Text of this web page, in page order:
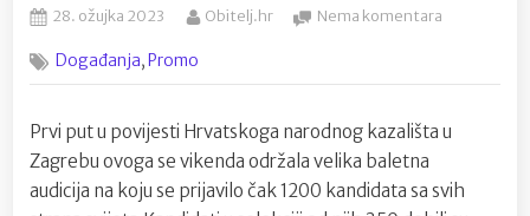
Posted
28. ožujka 2023 By
Obitelj.hr Nema komentara
Baleta
HNK
Događanja,Promo
Prvi put u povijesti Hrvatskoga narodnog kazališta u
Zagrebu ovoga se vikenda održala velika baletna
audicija na koju se prijavilo čak 1200 kandidata sa svih